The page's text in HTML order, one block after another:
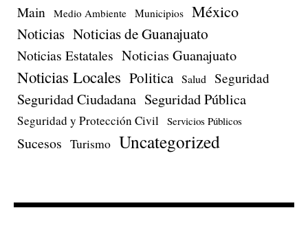
Main Medio Ambiente Municipios México
Noticias Noticias de Guanajuato
Noticias Estatales Noticias Guanajuato
Noticias Locales Politica Salud Seguridad
Seguridad Ciudadana Seguridad Pública
Seguridad y Protección Civil Servicios Públicos
Sucesos Turismo Uncategorized